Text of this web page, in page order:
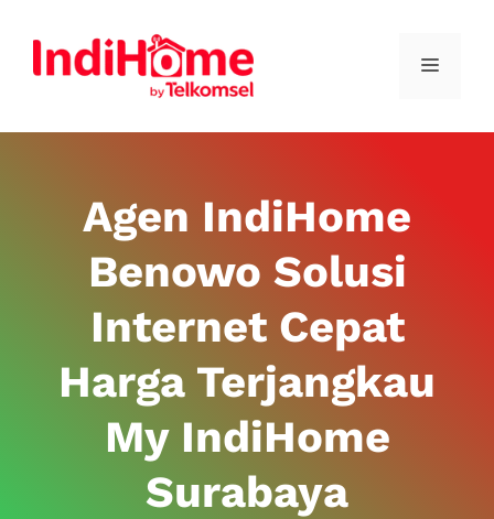
Agen IndiHome
Benowo Solusi
Internet Cepat
Harga Terjangkau
My IndiHome
Surabaya